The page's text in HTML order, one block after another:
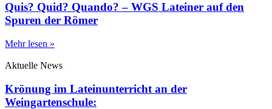
Quis? Quid? Quando? – WGS Lateiner auf den
Spuren der Römer
Mehr lesen »
Aktuelle News
Krönung im Lateinunterricht an der
Weingartenschule: